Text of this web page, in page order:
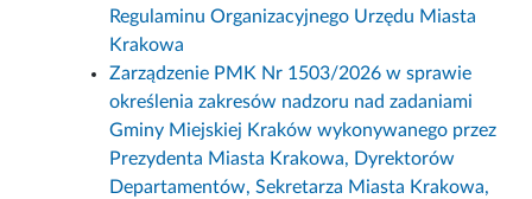
Regulaminu Organizacyjnego Urzędu Miasta
Krakowa
Zarządzenie PMK Nr 1503/2026 w sprawie
określenia zakresów nadzoru nad zadaniami
Gminy Miejskiej Kraków wykonywanego przez
Prezydenta Miasta Krakowa, Dyrektorów
Departamentów, Sekretarza Miasta Krakowa,